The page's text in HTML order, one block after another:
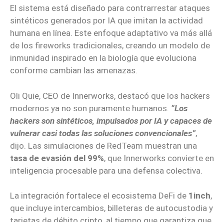
El sistema está diseñado para contrarrestar ataques
sintéticos generados por IA que imitan la actividad
humana en línea. Este enfoque adaptativo va más allá
de los fireworks tradicionales, creando un modelo de
inmunidad inspirado en la biología que evoluciona
conforme cambian las amenazas.
Oli Quie, CEO de Innerworks, destacó que los hackers
modernos ya no son puramente humanos. “Los
hackers son sintéticos, impulsados por IA y capaces de
vulnerar casi todas las soluciones convencionales”,
dijo. Las simulaciones de RedTeam muestran una
tasa de evasión del 99%, que Innerworks convierte en
inteligencia procesable para una defensa colectiva.
La integración fortalece el ecosistema DeFi de 1inch,
que incluye intercambios, billeteras de autocustodia y